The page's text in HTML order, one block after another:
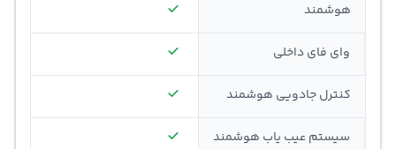
هوشمند
وای فای داخلی
کنترل جادویی هوشمند
سیستم عیب یاب هوشمند